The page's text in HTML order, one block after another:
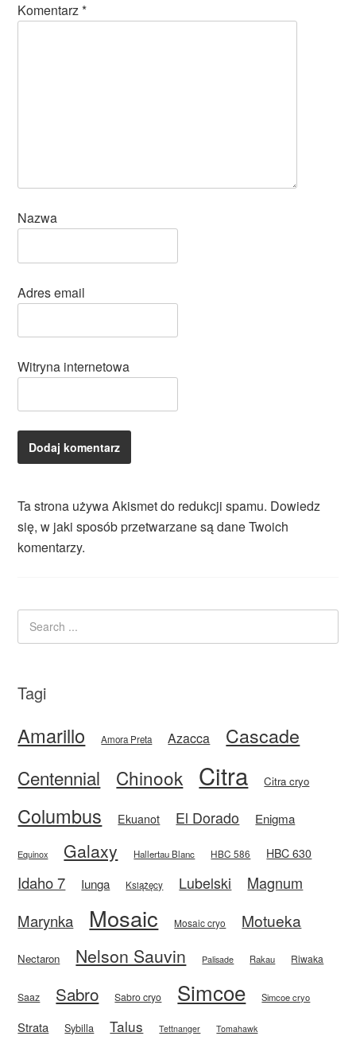
Komentarz*
Nazwa
Adres email
Witryna internetowa
Ta strona używa Akismet do redukcji spamu. Dowiedz
się, w jaki sposób przetwarzane są dane Twoich
komentarzy.
Tagi
Amarillo Amora Preta Azacca Cascade
Centennial Chinook Citra Citra cryo
Columbus Ekuanot El Dorado Enigma
Equinox Galaxy Hallertau Blanc HBC 586 HBC 630
Idaho 7 Iunga Książęcy Lubelski
Magnum
Marynka
Mosaic Mosaic cryo Motueka
Nectaron Nelson Sauvin Palisade Rakau Riwaka
Saaz Sabro Sabro cryo Simcoe Simcoe cryo
Strata Sybilla Talus Tettnanger Tomahawk